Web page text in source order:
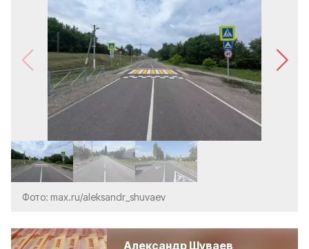
Фото: max.ru/aleksandr_shuvaev
Александр Шуваев